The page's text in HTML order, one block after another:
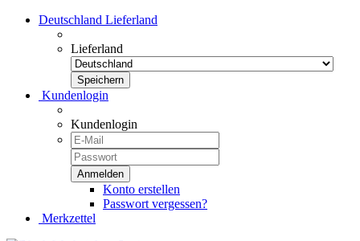
Deutschland Lieferland
Lieferland
Kundenlogin
Kundenlogin
Konto erstellen
Passwort vergessen?
Merkzettel